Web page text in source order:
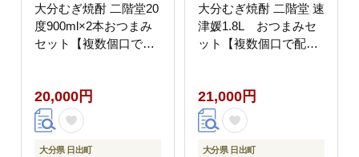
大分むぎ焼酎 二階堂20
度900ml×2本おつまみ
セット【複数個口で配
20,000円
大分県 日出町
大分むぎ焼酎 二階堂 速
津媛1.8L おつまみセ
ット【複数個口で配
21,000円
大分県 日出町